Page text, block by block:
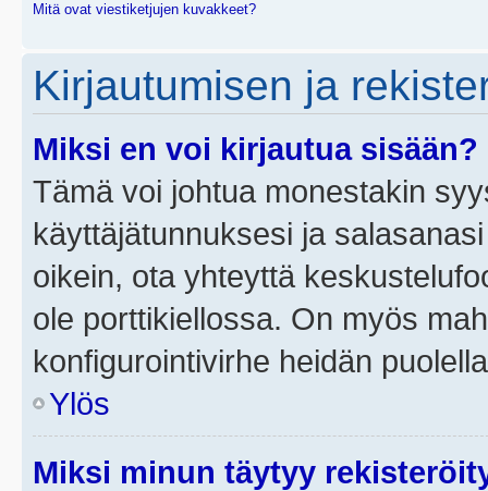
Mitä ovat viestiketjujen kuvakkeet?
Kirjautumisen ja
Miksi en voi kirjautua sisään?
Tämä voi johtua monestakin
käyttäjätunnuksesi ja
oikein, ota yhteyttä
ole porttikiellossa. On myös
konfigurointivirhe heidän
Ylös
Miksi minun täytyy